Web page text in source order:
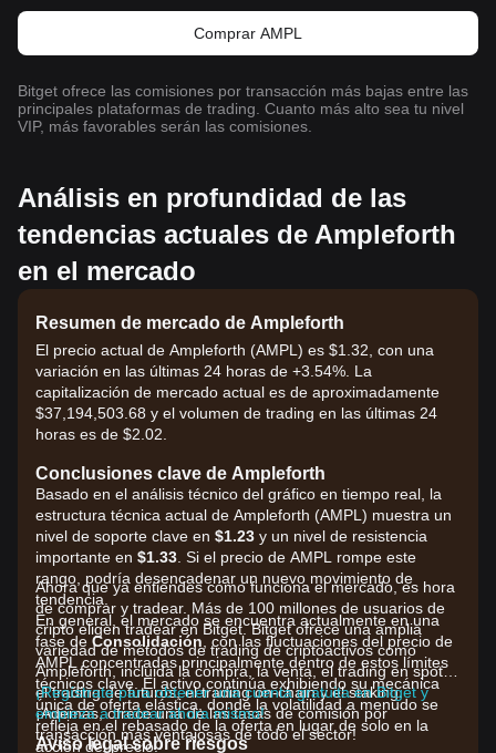
Comprar AMPL
Bitget ofrece las comisiones por transacción más bajas entre las
principales plataformas de trading. Cuanto más alto sea tu nivel
VIP, más favorables serán las comisiones.
Análisis en profundidad de las
tendencias actuales de Ampleforth
en el mercado
Resumen de mercado de Ampleforth
El precio actual de Ampleforth (AMPL) es $1.32, con una
variación en las últimas 24 horas de +3.54%. La
capitalización de mercado actual es de aproximadamente
$37,194,503.68 y el volumen de trading en las últimas 24
horas es de $2.02.
Conclusiones clave de Ampleforth
Basado en el análisis técnico del gráfico en tiempo real, la
estructura técnica actual de Ampleforth (AMPL) muestra un
nivel de soporte clave en $1.23 y un nivel de resistencia
importante en $1.33 . Si el precio de AMPL rompe este
rango, podría desencadenar un nuevo movimiento de
tendencia.
En general, el mercado se encuentra actualmente en una
fase de Consolidación , con las fluctuaciones del precio de
AMPL concentradas principalmente dentro de estos límites
técnicos clave. El activo continúa exhibiendo su mecánica
única de oferta elástica, donde la volatilidad a menudo se
refleja en el rebasado de la oferta en lugar de solo en la
acción del precio.
Ahora que ya entiendes cómo funciona el mercado, es hora
de comprar y tradear. Más de 100 millones de usuarios de
cripto eligen tradear en Bitget. Bitget ofrece una amplia
variedad de métodos de trading de criptoactivos como
Ampleforth, incluida la compra, la venta, el trading en spot,
el trading de futuros, el trading on-chain y el staking.
¡Además, ofrece una de las tasas de comisión por
transacción más ventajosas de todo el sector!
¡Regístrate para obtener una cuenta gratuita en Bitget y
empieza a tradear ahora mismo!
Aviso legal sobre riesgos